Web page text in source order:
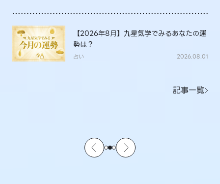
【2026年8月】九星気学でみるあなたの運
勢は？
占い 2026.08.01
記事一覧